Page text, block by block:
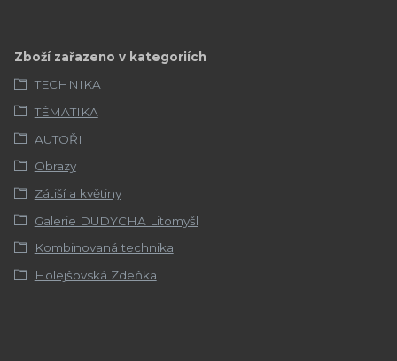
Zboží zařazeno v kategoriích
TECHNIKA
TÉMATIKA
AUTOŘI
Obrazy
Zátiší a květiny
Galerie DUDYCHA Litomyšl
Kombinovaná technika
Holejšovská Zdeňka